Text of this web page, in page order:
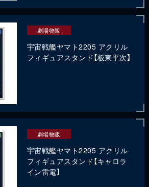
劇場物販
宇宙戦艦ヤマト2205 アクリル
フィギュアスタンド【板東平次】
劇場物販
宇宙戦艦ヤマト2205 アクリル
フィギュアスタンド【キャロラ
イン雷電】